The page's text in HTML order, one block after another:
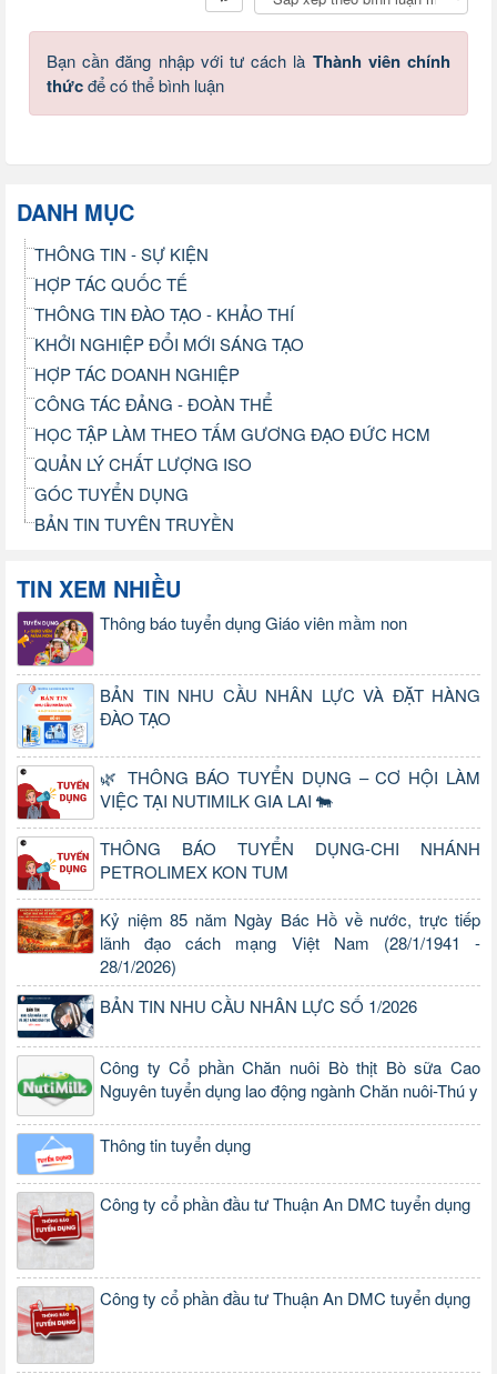
Bạn cần đăng nhập với tư cách là Thành viên chính
thứcđể có thể bình luận
DANH MỤC
THÔNG TIN - SỰ KIỆN
HỢP TÁC QUỐC TẾ
THÔNG TIN ĐÀO TẠO - KHẢO THÍ
KHỞI NGHIỆP ĐỔI MỚI SÁNG TẠO
HỢP TÁC DOANH NGHIỆP
CÔNG TÁC ĐẢNG - ĐOÀN THỂ
HỌC TẬP LÀM THEO TẤM GƯƠNG ĐẠO ĐỨC HCM
QUẢN LÝ CHẤT LƯỢNG ISO
GÓC TUYỂN DỤNG
BẢN TIN TUYÊN TRUYỀN
TIN XEM NHIỀU
Thông báo tuyển dụng Giáo viên mầm non
BẢN TIN NHU CẦU NHÂN LỰC VÀ ĐẶT HÀNG
ĐÀO TẠO
🌿 THÔNG BÁO TUYỂN DỤNG – CƠ HỘI LÀM
VIỆC TẠI NUTIMILK GIA LAI 🐄
THÔNG BÁO TUYỂN DỤNG-CHI NHÁNH
PETROLIMEX KON TUM
Kỷ niệm 85 năm Ngày Bác Hồ về nước, trực tiếp
lãnh đạo cách mạng Việt Nam (28/1/1941 -
28/1/2026)
BẢN TIN NHU CẦU NHÂN LỰC SỐ 1/2026
Công ty Cổ phần Chăn nuôi Bò thịt Bò sữa Cao
Nguyên tuyển dụng lao động ngành Chăn nuôi-Thú y
Thông tin tuyển dụng
Công ty cổ phần đầu tư Thuận An DMC tuyển dụng
Công ty cổ phần đầu tư Thuận An DMC tuyển dụng